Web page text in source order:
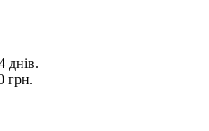
днів.
грн.